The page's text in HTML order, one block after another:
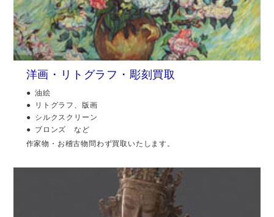
洋画・リトグラフ・彫刻買取
油絵
リトグラフ、版画
シルクスクリーン
ブロンズ など
作家物・お稽古物問わず買取いたします。